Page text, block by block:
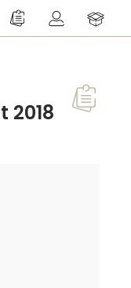
Du hast 0 Produkte
2018